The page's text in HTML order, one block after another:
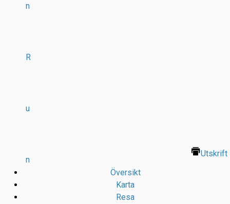
n
R
u
n
Utskrift
Översikt
Karta
Resa